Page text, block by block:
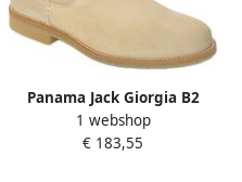
Panama Jack Giorgia B2
chelsea boots velour beig
beige
1 webshop
€ 183,55